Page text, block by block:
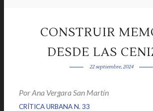
CONSTRUIR
DESDE LAS
22 septiembre, 2024
PorAna Vergara San Martín
CRÍTICA URBANA N. 33